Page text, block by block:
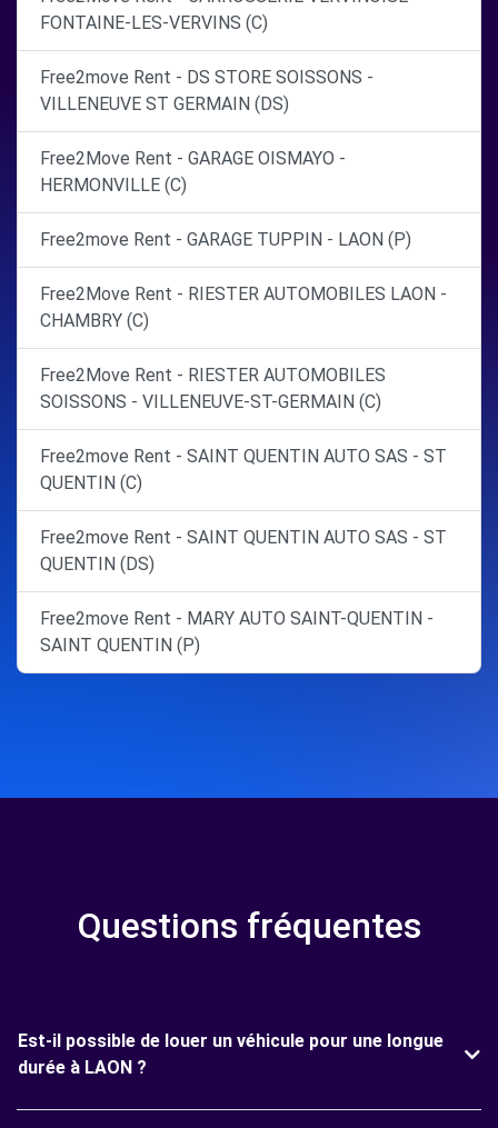
FONTAINE-LES-VERVINS (C)
Free2move Rent - DS STORE SOISSONS -
VILLENEUVE ST GERMAIN (DS)
Free2Move Rent - GARAGE OISMAYO -
HERMONVILLE (C)
Free2move Rent - GARAGE TUPPIN - LAON (P)
Free2Move Rent - RIESTER AUTOMOBILES LAON -
CHAMBRY (C)
Free2Move Rent - RIESTER AUTOMOBILES
SOISSONS - VILLENEUVE-ST-GERMAIN (C)
Free2move Rent - SAINT QUENTIN AUTO SAS - ST
QUENTIN (C)
Free2move Rent - SAINT QUENTIN AUTO SAS - ST
QUENTIN (DS)
Free2move Rent - MARY AUTO SAINT-QUENTIN -
SAINT QUENTIN (P)
Questions fréquentes
Est-il possible de louer un véhicule pour une longue
durée à LAON ?